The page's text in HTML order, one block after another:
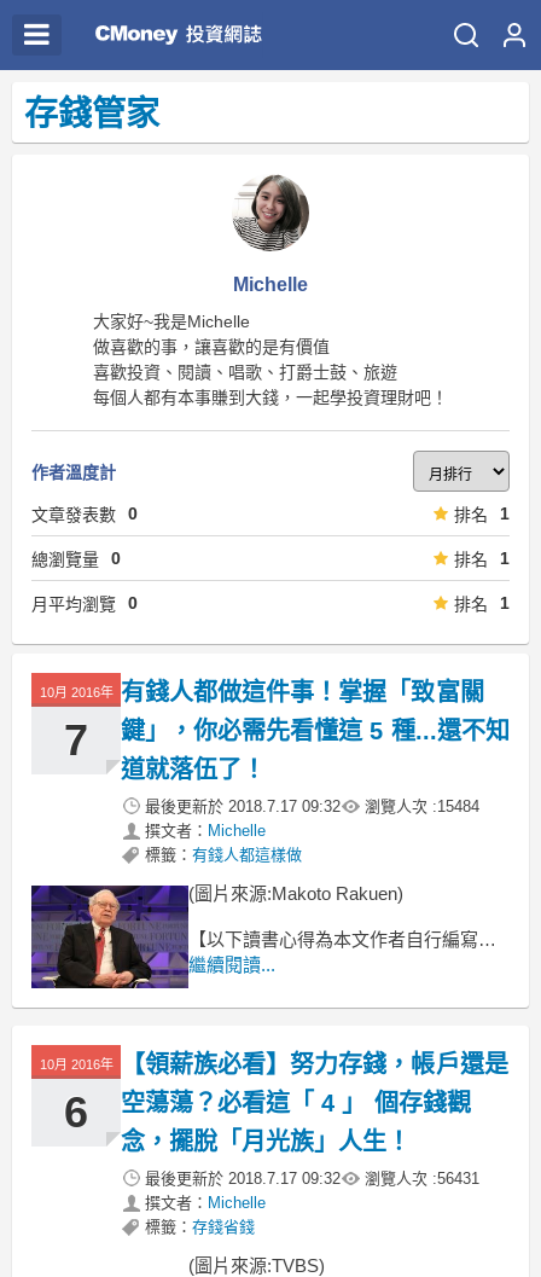
存錢管家
Michelle
大家好~我是Michelle
做喜歡的事，讓喜歡的是有價值
喜歡投資、閱讀、唱歌、打爵士鼓、旅遊
每個人都有本事賺到大錢，一起學投資理財吧！
作者溫度計
文章發表數 0 排名 1
總瀏覽量 0 排名 1
月平均瀏覽 0 排名 1
10月 2016年
7
有錢人都做這件事！掌握「致富關
鍵」，你必需先看懂這 5 種...還不知
道就落伍了！
最後更新於 2018.7.17 09:32 瀏覽人次 :15484
撰文者： Michelle
標籤： 有錢人都這樣做
(圖片來源:Makoto Rakuen)
【以下讀書心得為本文作者自行編寫，
不代表原書作者觀點】
巴菲特：看書是人生中最划算的投資！
繼續閱讀...
10月 2016年
6
【領薪族必看】努力存錢，帳戶還是
空蕩蕩？必看這「 4 」 個存錢觀
念，擺脫「月光族」人生！
最後更新於 2018.7.17 09:32 瀏覽人次 :56431
撰文者： Michelle
標籤： 存錢省錢
(圖片來源:TVBS)